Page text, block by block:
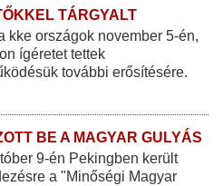
TÁRGYALT
kke országok november 5-én,
ígéretet tettek
további erősítésére.
BE A MAGYAR GULYÁS
9-én Pekingben került
a "Minőségi Magyar